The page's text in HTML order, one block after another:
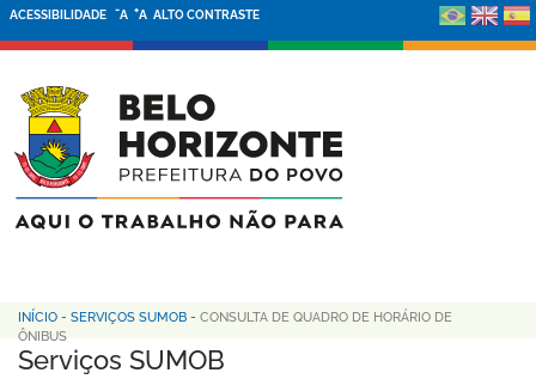
ACESSIBILIDADE -A +A ALTO CONTRASTE
INÍCIO - SERVIÇOS SUMOB - CONSULTA DE QUADRO DE HORÁRIO DE
ÔNIBUS
Serviços SUMOB